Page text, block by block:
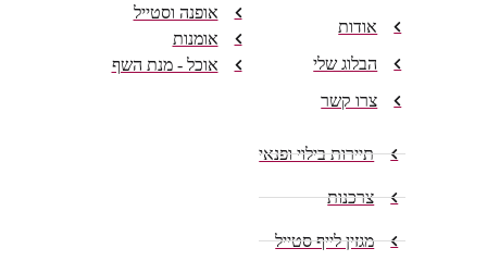
אודות
הבלוג שלי
צרו קשר
אופנה וסטייל
אומנות
אוכל - מנת השף
תיירות בילוי ופנאי
צרכנות
מגזין לייף סטייל